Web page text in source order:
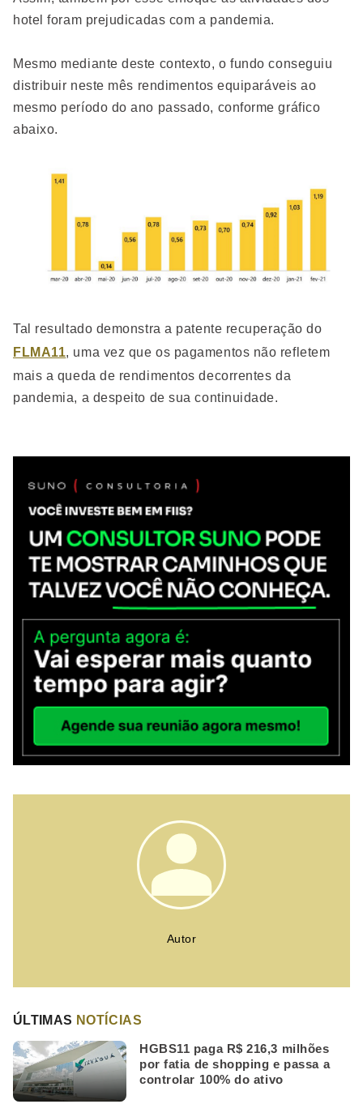
hotel foram prejudicadas com a pandemia.
Mesmo mediante deste contexto, o fundo conseguiu
distribuir neste mês rendimentos equiparáveis ao
mesmo período do ano passado, conforme gráfico
abaixo.
Tal resultado demonstra a patente recuperação do
FLMA11, uma vez que os pagamentos não refletem
mais a queda de rendimentos decorrentes da
pandemia, a despeito de sua continuidade.
Autor
ÚLTIMAS NOTÍCIAS
HGBS11 paga R$ 216,3 milhões
por fatia de shopping e passa a
controlar 100% do ativo